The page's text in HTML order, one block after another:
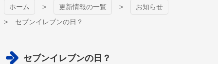
ホーム 更新情報の一覧
お知らせ
セブンイレブンの日？
セブンイレブンの日？